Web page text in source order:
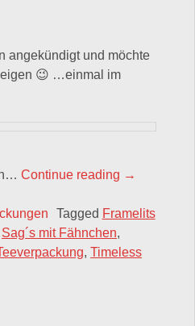
angekündigt und möchte
😉 …einmal im
Continue reading „Die
→
Tagged Framelits
Sag´s mit Fähnchen,
, Timeless